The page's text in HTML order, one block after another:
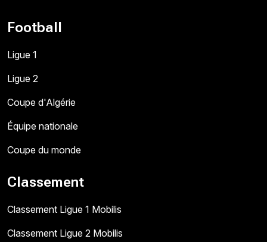
Football
Ligue 1
Ligue 2
Coupe d'Algérie
Équipe nationale
Coupe du monde
Classement
Classement Ligue 1 Mobilis
Classement Ligue 2 Mobilis